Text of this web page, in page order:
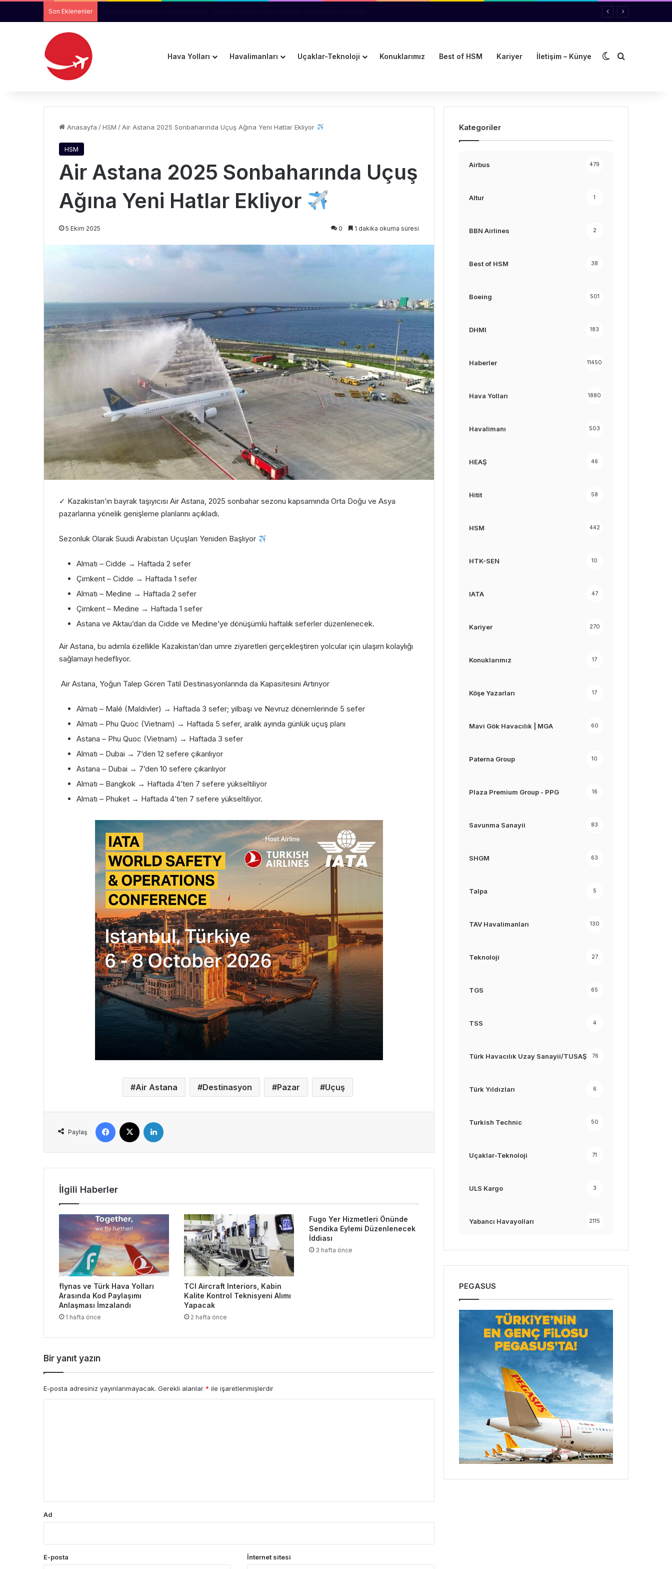
Son Eklenenler
Hava Yolları Havalimanları Uçaklar-Teknoloji Konuklarımız Best of HSM Kariyer İletişim – Künye Dış görünümü
Arama yap
Anasayfa /HSM /Air Astana 2025 Sonbaharında Uçuş Ağına Yeni Hatlar Ekliyor
HSM
Air Astana 2025 Sonbaharında Uçuş
Ağına Yeni Hatlar Ekliyor
5 Ekim 2025 0 1 dakika okuma süresi
✓ Kazakistan’ın bayrak taşıyıcısı Air Astana, 2025 sonbahar sezonu kapsamında Orta Doğu ve Asya
pazarlarına yönelik genişleme planlarını açıkladı.
Sezonluk Olarak Suudi Arabistan Uçuşları Yeniden Başlıyor
Almatı – Cidde → Haftada 2 sefer
Çimkent – Cidde → Haftada 1 sefer
Almatı – Medine → Haftada 2 sefer
Çimkent – Medine → Haftada 1 sefer
Astana ve Aktau’dan da Cidde ve Medine’ye dönüşümlü haftalık seferler düzenlenecek.
Air Astana, bu adımla özellikle Kazakistan’dan umre ziyaretleri gerçekleştiren yolcular için ulaşım kolaylığı
sağlamayı hedefliyor.
️ Air Astana, Yoğun Talep Gören Tatil Destinasyonlarında da Kapasitesini Artırıyor
Almatı – Malé (Maldivler) → Haftada 3 sefer; yılbaşı ve Nevruz dönemlerinde 5 sefer
Almatı – Phu Quoc (Vietnam) → Haftada 5 sefer, aralık ayında günlük uçuş planı
Astana – Phu Quoc (Vietnam) → Haftada 3 sefer
Almatı – Dubai → 7’den 12 sefere çıkarılıyor
Astana – Dubai → 7’den 10 sefere çıkarılıyor
Almatı – Bangkok → Haftada 4’ten 7 sefere yükseltiliyor
Almatı – Phuket → Haftada 4’ten 7 sefere yükseltiliyor.
Air Astana Destinasyon Pazar Uçuş
Paylaş
Facebook
İlgili Haberler
flynas ve Türk Hava Yolları
Arasında Kod Paylaşımı
Anlaşması İmzalandı
1 hafta önce
TCI Aircraft Interiors, Kabin
Kalite Kontrol Teknisyeni Alımı
Yapacak
2 hafta önce
Fugo Yer Hizmetleri Önünde
Sendika Eylemi Düzenlenecek
İddiası
3 hafta önce
Bir yanıt yazın
E-posta adresiniz yayınlanmayacak. Gerekli alanlar * ile işaretlenmişlerdir
Ad
E-posta İnternet sitesi
Kategoriler
Airbus 479
Altur 1
BBN Airlines 2
Best of HSM 38
Boeing 501
DHMI 183
Haberler 11450
Hava Yolları 1880
Havalimanı 503
HEAŞ 46
Hitit 58
HSM 442
HTK-SEN 10
IATA 47
Kariyer 270
Konuklarımız 17
Köşe Yazarları 17
Mavi Gök Havacılık | MGA 60
Paterna Group 10
Plaza Premium Group - PPG 16
Savunma Sanayii 83
SHGM 63
Talpa 5
TAV Havalimanları 130
Teknoloji 27
TGS 65
TSS 4
Türk Havacılık Uzay Sanayii/TUSAŞ 76
Türk Yıldızları 6
Turkish Technic 50
Uçaklar-Teknoloji 71
ULS Kargo 3
Yabancı Havayolları 2115
PEGASUS